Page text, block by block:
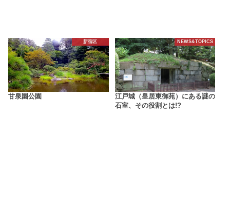
新宿区
甘泉園公園
NEWS&TOPICS
江戸城（皇居東御苑）にある謎の
石室、その役割とは!?